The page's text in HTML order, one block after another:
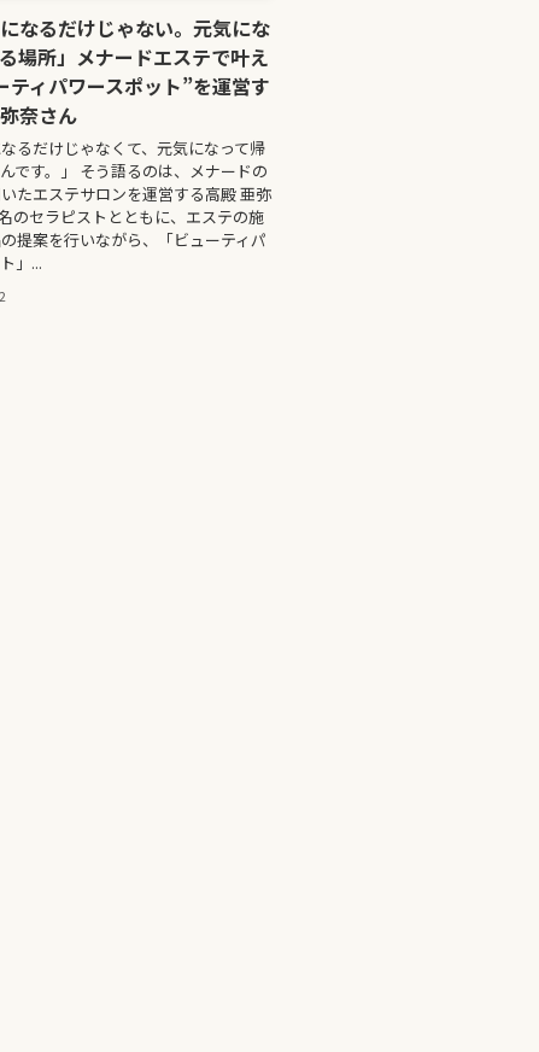
になるだけじゃない。元気にな
場所」メナードエステで叶え
ティパワースポット”を運営す
奈さん
なるだけじゃなくて、元気になって帰
です。」 そう語るのは、メナードの
たエステサロンを運営する高殿 亜弥
のセラピストとともに、エステの施
提案を行いながら、「ビューティパ
」...